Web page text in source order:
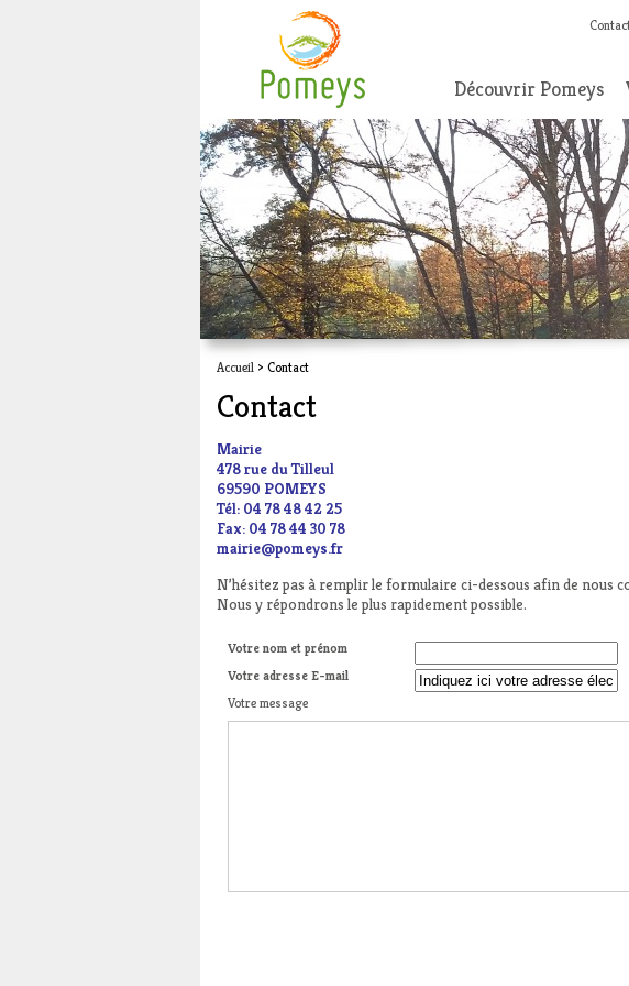
Découvrir Pomeys
Accueil > Contact
Contact
Mairie
478 rue du Tilleul
69590 POMEYS
Tél: 04 78 48 42 25
Fax: 04 78 44 30 78
mairie@pomeys.fr
N’hésitez pas à remplir le formulaire ci-dessous afin de nous
Nous y répondrons le plus rapidement possible.
Votre nom et prénom
Votre adresse E-mail
Votre message